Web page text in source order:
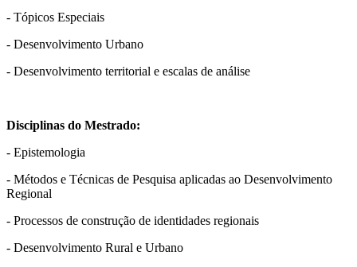
- Tópicos Especiais
- Desenvolvimento Urbano
- Desenvolvimento territorial e escalas de análise
Disciplinas do Mestrado:
- Epistemologia
- Métodos e Técnicas de Pesquisa aplicadas ao Desenvolvimento
Regional
- Processos de construção de identidades regionais
- Desenvolvimento Rural e Urbano